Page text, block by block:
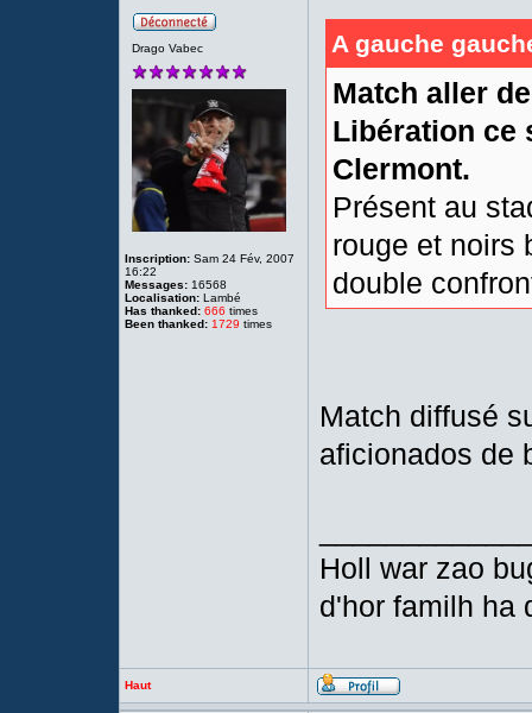
Drago Vabec
Inscription: Sam 24 Fév, 2007
16:22
Messages: 16568
Localisation: Lambé
Has thanked: 666 times
Been thanked: 1729 times
A gauche
Match aller
Libération ce
Clermont.
Présent au
rouge et noirs
double
Match diffusé
aficionados de
Holl war zao
d'hor familh ha
Haut